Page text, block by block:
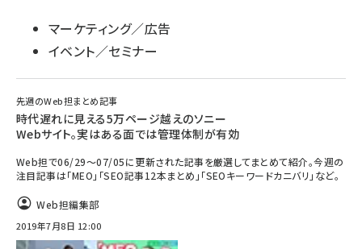
マーケティング／広告
イベント／セミナー
先週のWeb担まとめ記事
時代遅れに見える5万ページ越えのソニー
Webサイト。実はある面では管理体制が有効
Web担で06/29～07/05に更新された記事を厳選してまとめて紹介。今週の
注目記事は「MEO」「SEO記事12本まとめ」「SEOキーワードカニバリ」など。
Web担編集部
2019年7月8日 12:00